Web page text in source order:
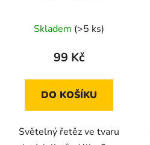
m 10 LED
Skladem (>5 ks)
99 Kč
DO KOŠÍKU
Světelný řetěz ve tvaru